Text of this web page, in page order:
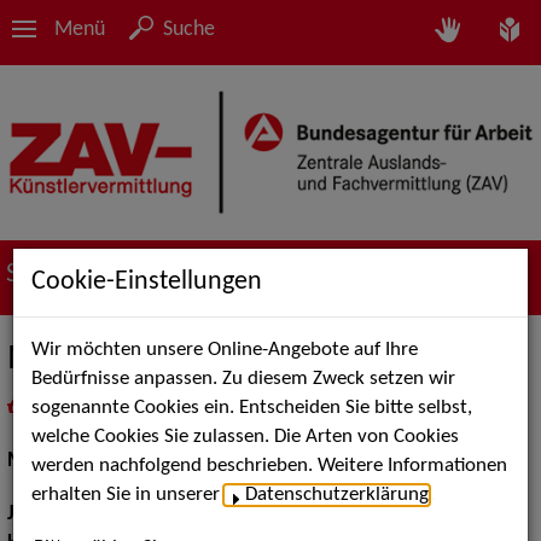
Menü Suche
Suche nach Künstler*innen
Markus Wilhelm
als PDF speichern
inMeine Merklistelegen
Musical:Darsteller, Sänger
Jahrgang:
Cookie-Einstellungen
Wir möchten unsere Online-Angebote auf Ihre
Bedürfnisse anpassen. Zu diesem Zweck setzen wir
sogenannte Cookies ein. Entscheiden Sie bitte selbst,
welche Cookies Sie zulassen. Die Arten von Cookies
werden nachfolgend beschrieben. Weitere Informationen
erhalten Sie in unserer
Datenschutzerklärung